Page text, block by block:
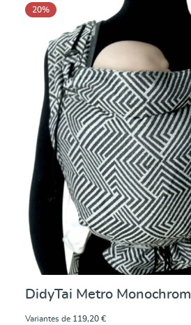
20%
DidyTai Metro Monochrom
Variantes de 119,20 €